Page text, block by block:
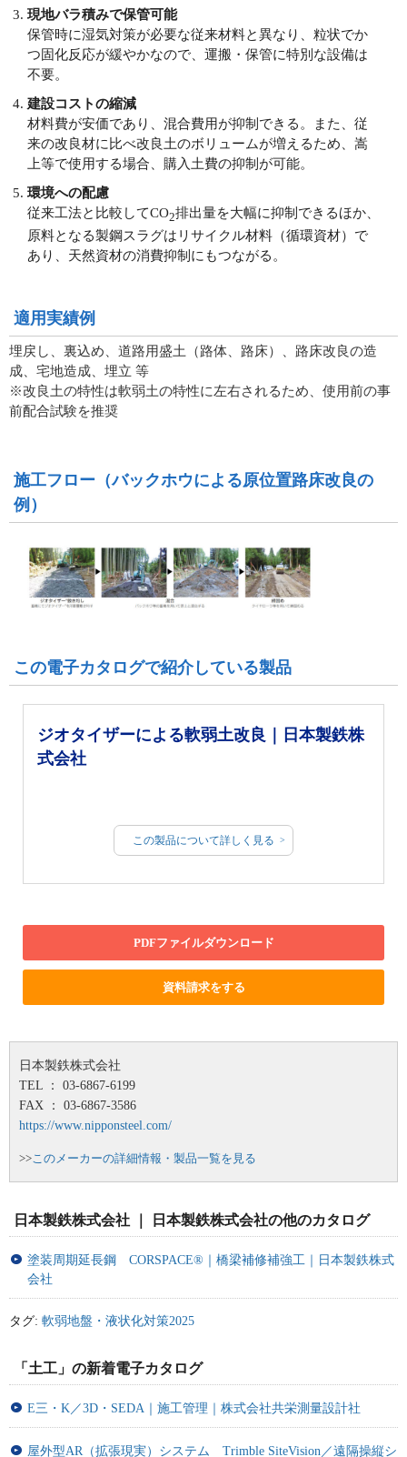
現地バラ積みで保管可能
保管時に湿気対策が必要な従来材料と異なり、粒状でか
つ固化反応が緩やかなので、運搬・保管に特別な設備は
不要。
建設コストの縮減
材料費が安価であり、混合費用が抑制できる。また、従
来の改良材に比べ改良土のボリュームが増えるため、嵩
上等で使用する場合、購入土費の抑制が可能。
環境への配慮
従来工法と比較してCO2排出量を大幅に抑制できるほか、
原料となる製鋼スラグはリサイクル材料（循環資材）で
あり、天然資材の消費抑制にもつながる。
適用実績例
埋戻し、裏込め、道路用盛土（路体、路床）、路床改良の造
成、宅地造成、埋立 等
※改良土の特性は軟弱土の特性に左右されるため、使用前の事
前配合試験を推奨
施工フロー（バックホウによる原位置路床改良の
例）
この電子カタログで紹介している製品
ジオタイザーによる軟弱土改良｜日本製鉄株
式会社
この製品について詳しく見る
PDFファイルダウンロード
資料請求をする
日本製鉄株式会社
TEL ： 03-6867-6199
FAX ： 03-6867-3586
https://www.nipponsteel.com/
>>このメーカーの詳細情報・製品一覧を見る
日本製鉄株式会社 ｜ 日本製鉄株式会社の他のカタログ
塗装周期延長鋼 CORSPACE®｜橋梁補修補強工｜日本製鉄株式
会社
タグ: 軟弱地盤・液状化対策2025
「土工」の新着電子カタログ
E三・K／3D・SEDA｜施工管理｜株式会社共栄測量設計社
屋外型AR（拡張現実）システム Trimble SiteVision／遠隔操縦シ